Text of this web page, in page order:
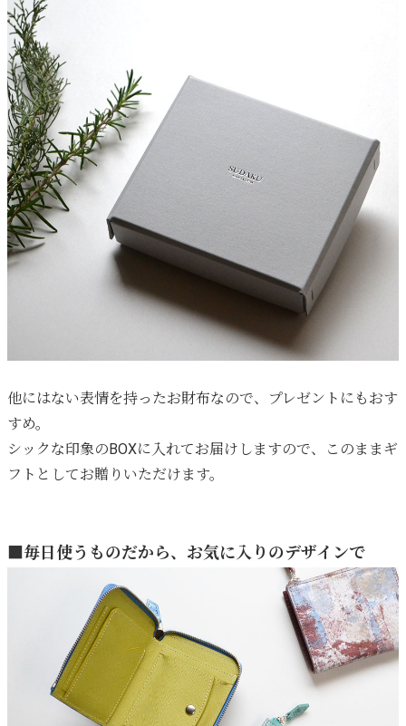
他にはない表情を持ったお財布なので、プレゼントにもおす
すめ。
シックな印象のBOXに入れてお届けしますので、このままギ
フトとしてお贈りいただけます。
■毎日使うものだから、お気に入りのデザインで